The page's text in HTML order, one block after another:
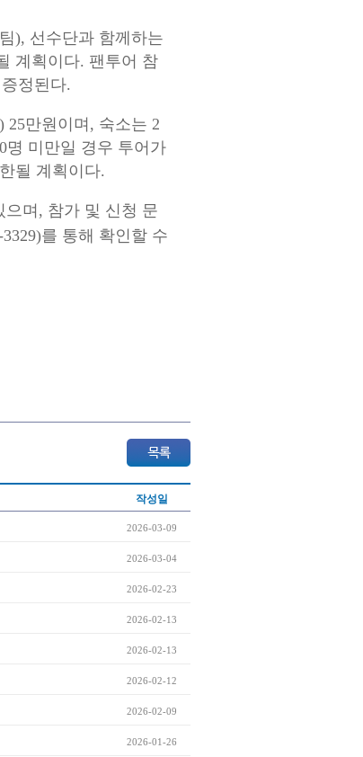
), 선수단과 함께하는
계획이다. 팬투어 참
정된다.
25만원이며, 숙소는 2
명 미만일 경우 투어가
될 계획이다.
며, 참가 및 신청 문
를 통해 확인할 수
작성일
2026-03-09
2026-03-04
2026-02-23
2026-02-13
2026-02-13
2026-02-12
2026-02-09
2026-01-26